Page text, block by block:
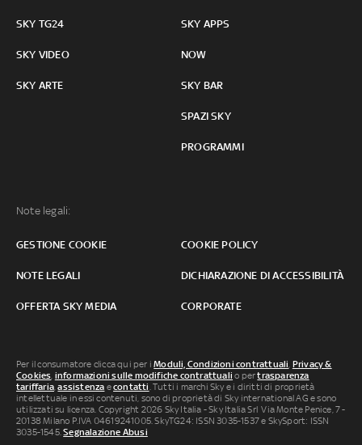
SKY TG24
SKY VIDEO
SKY ARTE
SKY APPS
NOW
SKY BAR
SPAZI SKY
PROGRAMMI
Note legali:
GESTIONE COOKIE COOKIE POLICY
NOTE LEGALI DICHIARAZIONE DI ACCESSIBILITÀ
OFFERTA SKY MEDIA CORPORATE
Per il consumatore clicca qui per iModuli, Condizioni contrattuali, Privacy &
Cookies, informazioni sulle modifiche contrattuali o pertrasparenza
tariffaria,assistenza econtatti. Tutti i marchi Sky e i diritti di proprietà
intellettuale in essi contenuti, sono di proprietà di Sky international AG e sono
utilizzati su licenza. Copyright 2026 Sky Italia - Sky Italia Srl Via Monte Penice, 7 -
20138 Milano P.IVA 04619241005. SkyTG24: ISSN 3035-1537 e SkySport: ISSN
3035-1545.Segnalazione Abusi